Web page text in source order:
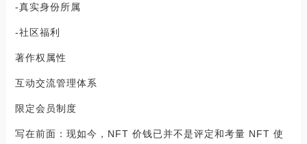
-真实身份所属
-社区福利
著作权属性
互动交流管理体系
限定会员制度
写在前面：现如今，NFT 价钱已并不是评定和考量 NFT 使